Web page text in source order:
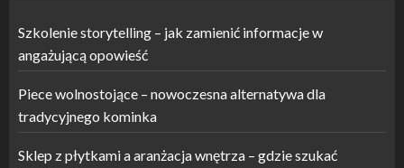
Szkolenie storytelling – jak zamienić informacje w
angażującą opowieść
Piece wolnostojące – nowoczesna alternatywa dla
tradycyjnego kominka
Sklep z płytkami a aranżacja wnętrza – gdzie szukać